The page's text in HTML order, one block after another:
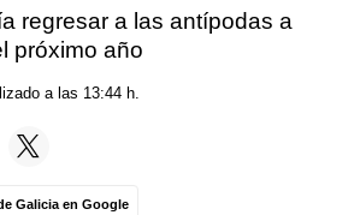
regresar a las antípodas a
próximo año
a las 13:44 h.
Galicia en Google